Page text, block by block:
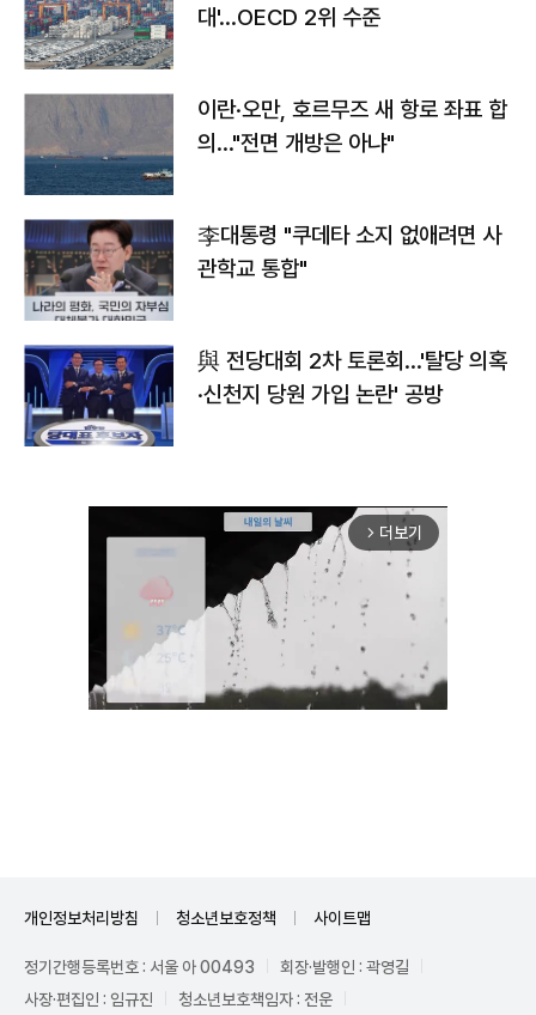
대'…OECD 2위 수준
이란·오만, 호르무즈 새 항로 좌표 합
의…"전면 개방은 아냐"
李대통령 "쿠데타 소지 없애려면 사
관학교 통합"
與 전당대회 2차 토론회…'탈당 의혹
·신천지 당원 가입 논란' 공방
arrow_forward_ios 더보기
개인정보처리방침 청소년보호정책 사이트맵
정기간행등록번호 : 서울 아 00493
회장·발행인 : 곽영길
사장·편집인 : 임규진
청소년보호책임자 : 전운